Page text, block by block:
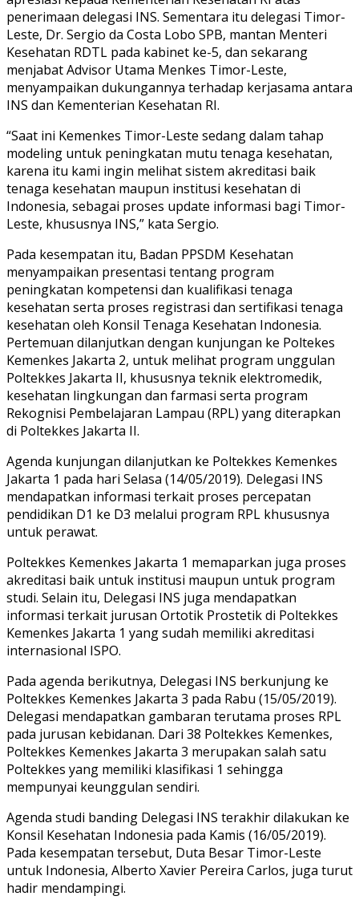
penerimaan delegasi INS. Sementara itu delegasi Timor-
Leste, Dr. Sergio da Costa Lobo SPB, mantan Menteri
Kesehatan RDTL pada kabinet ke-5, dan sekarang
menjabat Advisor Utama Menkes Timor-Leste,
menyampaikan dukungannya terhadap kerjasama antara
INS dan Kementerian Kesehatan RI.
“Saat ini Kemenkes Timor-Leste sedang dalam tahap
modeling untuk peningkatan mutu tenaga kesehatan,
karena itu kami ingin melihat sistem akreditasi baik
tenaga kesehatan maupun institusi kesehatan di
Indonesia, sebagai proses update informasi bagi Timor-
Leste, khususnya INS,” kata Sergio.
Pada kesempatan itu, Badan PPSDM Kesehatan
menyampaikan presentasi tentang program
peningkatan kompetensi dan kualifikasi tenaga
kesehatan serta proses registrasi dan sertifikasi tenaga
kesehatan oleh Konsil Tenaga Kesehatan Indonesia.
Pertemuan dilanjutkan dengan kunjungan ke Poltekes
Kemenkes Jakarta 2, untuk melihat program unggulan
Poltekkes Jakarta II, khususnya teknik elektromedik,
kesehatan lingkungan dan farmasi serta program
Rekognisi Pembelajaran Lampau (RPL) yang diterapkan
di Poltekkes Jakarta II.
Agenda kunjungan dilanjutkan ke Poltekkes Kemenkes
Jakarta 1 pada hari Selasa (14/05/2019). Delegasi INS
mendapatkan informasi terkait proses percepatan
pendidikan D1 ke D3 melalui program RPL khususnya
untuk perawat.
Poltekkes Kemenkes Jakarta 1 memaparkan juga proses
akreditasi baik untuk institusi maupun untuk program
studi. Selain itu, Delegasi INS juga mendapatkan
informasi terkait jurusan Ortotik Prostetik di Poltekkes
Kemenkes Jakarta 1 yang sudah memiliki akreditasi
internasional ISPO.
Pada agenda berikutnya, Delegasi INS berkunjung ke
Poltekkes Kemenkes Jakarta 3 pada Rabu (15/05/2019).
Delegasi mendapatkan gambaran terutama proses RPL
pada jurusan kebidanan. Dari 38 Poltekkes Kemenkes,
Poltekkes Kemenkes Jakarta 3 merupakan salah satu
Poltekkes yang memiliki klasifikasi 1 sehingga
mempunyai keunggulan sendiri.
Agenda studi banding Delegasi INS terakhir dilakukan ke
Konsil Kesehatan Indonesia pada Kamis (16/05/2019).
Pada kesempatan tersebut, Duta Besar Timor-Leste
untuk Indonesia, Alberto Xavier Pereira Carlos, juga turut
hadir mendampingi.